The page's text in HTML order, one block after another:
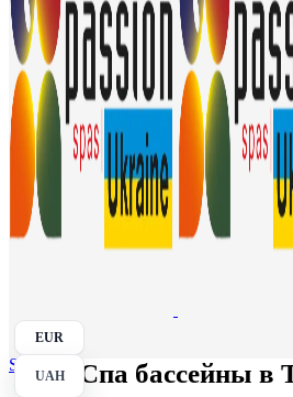
EUR
UAH
Search Спа бассейны в